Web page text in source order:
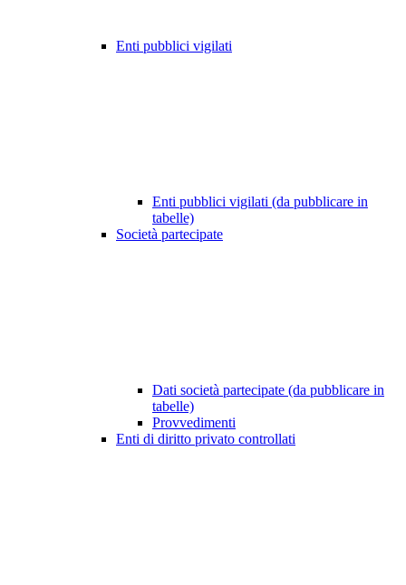
Enti pubblici vigilati
Enti pubblici vigilati (da pubblicare in
tabelle)
Società partecipate
Dati società partecipate (da pubblicare in
tabelle)
Provvedimenti
Enti di diritto privato controllati